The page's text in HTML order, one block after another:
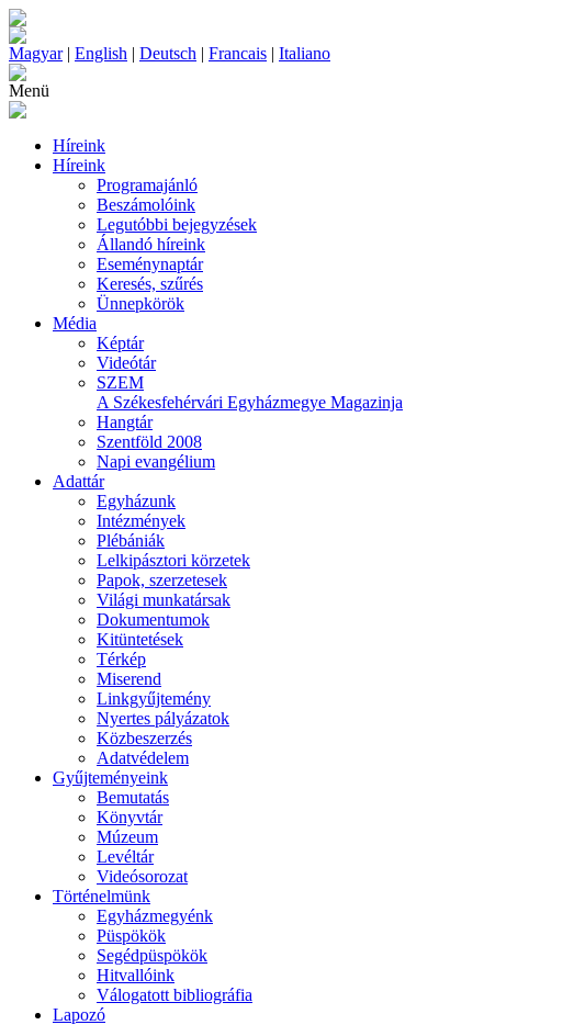
Magyar| English | Deutsch | Francais | Italiano
Menü
Híreink
Híreink
Programajánló
Beszámolóink
Legutóbbi bejegyzések
Állandó híreink
Eseménynaptár
Keresés, szűrés
Ünnepkörök
Média
Képtár
Videótár
SZEM
A Székesfehérvári Egyházmegye Magazinja
Hangtár
Szentföld 2008
Napi evangélium
Adattár
Egyházunk
Intézmények
Plébániák
Lelkipásztori körzetek
Papok, szerzetesek
Világi munkatársak
Dokumentumok
Kitüntetések
Térkép
Miserend
Linkgyűjtemény
Nyertes pályázatok
Közbeszerzés
Adatvédelem
Gyűjteményeink
Bemutatás
Könyvtár
Múzeum
Levéltár
Videósorozat
Történelmünk
Egyházmegyénk
Püspökök
Segédpüspökök
Hitvallóink
Válogatott bibliográfia
Lapozó